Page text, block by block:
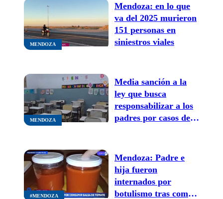
MENDOZA
Mendoza: en lo que
va del 2025 murieron
151 personas en
siniestros viales
MENDOZA
Media sanción a la
ley que busca
responsabilizar a los
padres por casos de
#MENDOZA
Mendoza: Padre e
hija fueron
internados por
botulismo tras comer